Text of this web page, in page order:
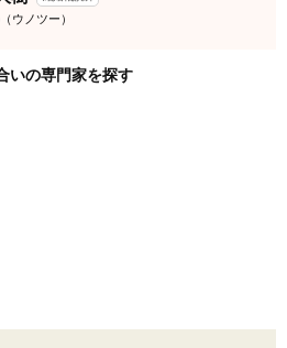
ウノツー）
いの専門家を探す